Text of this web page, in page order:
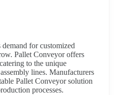
demand for customized
Pallet Conveyor offers
to the unique
lines. Manufacturers
Pallet Conveyor solution
processes.